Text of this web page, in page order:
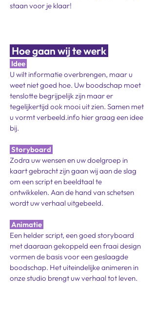
staan voor je klaar!
Hoe gaan wij te werk
Idee
U wilt informatie overbrengen, maar u
weet niet goed hoe. Uw boodschap moet
tenslotte begrijpelijk zijn maar er
tegelijkertijd ook mooi uit zien. Samen met
u vormt verbeeld.info hier graag een idee
bij.
Storyboard
Zodra uw wensen en uw doelgroep in
kaart gebracht zijn gaan wij aan de slag
om een script en beeldtaal te
ontwikkelen. Aan de hand van schetsen
wordt uw verhaal uitgebeeld.
Animatie
Een helder script, een goed storyboard
met daaraan gekoppeld een fraai design
vormen de basis voor een geslaagde
boodschap. Het uiteindelijke animeren in
onze studio brengt uw verhaal tot leven.